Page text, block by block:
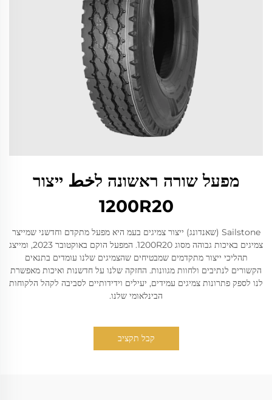
מפעל שורה ראשונה לخط ייצור
1200R20
Sailstone (שאנדונג) ייצור צמיגים בעמ היא מפעל מתקדם וחדשני שמייצר
צמיגים באיכות גבוהה מסוג 1200R20. המפעל הוקם באוקטובר 2023, ומייצג
תהליכי ייצור מתקדמים שמבטיחים שהצמיגים שלנו עומדים בתנאים
הקשורים לנתיבים ולחוות מגוונות. החזקה שלנו על חדשנות ואיכות מאפשרת
לנו לספק פתרונות צמיגים עמידים, יעילים וידידותיים לסביבה לקהל הלקוחות
הבינלאומי שלנו.
קבל תקציב